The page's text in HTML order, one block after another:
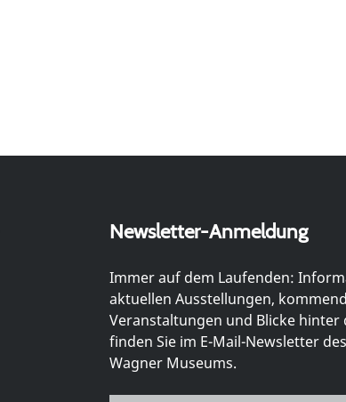
Newsletter-Anmeldung
Immer auf dem Laufenden:
aktuellen Ausstellungen,
Veranstaltungen und Blicke hinter
finden Sie im E-Mail-Newsletter
Wagner Museums.